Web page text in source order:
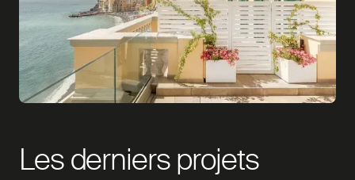
Les derniers projets